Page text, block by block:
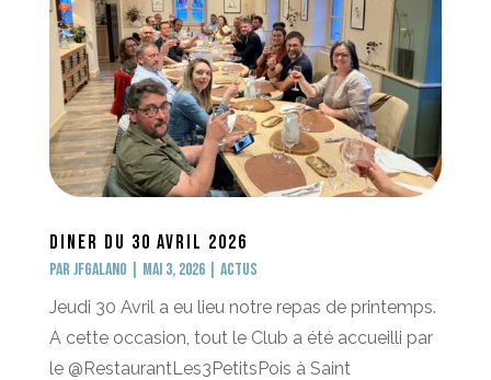
Diner du 30 avril 2026
par jfgalano Mai 3, 2026| Actus
Jeudi 30 Avril a eu lieu notre repas de printemps.
A cette occasion, tout le Club a été accueilli par
le @RestaurantLes3PetitsPois à Saint